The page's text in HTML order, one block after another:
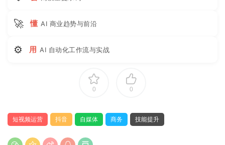
🚀 懂 AI 商业趋势与前沿
⚙ 用 AI 自动化工作流与实战
0 0
短视频运营 抖音 自媒体 商务 技能提升